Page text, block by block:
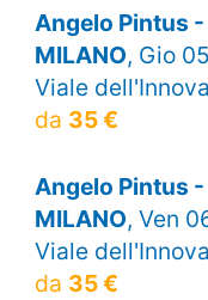
Angelo Pintus
MILANO, Gio
Viale
da 35 €
Angelo Pintus
MILANO, Ven
Viale
da 35 €